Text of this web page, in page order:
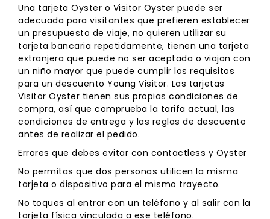
Una tarjeta Oyster o Visitor Oyster puede ser
adecuada para visitantes que prefieren establecer
un presupuesto de viaje, no quieren utilizar su
tarjeta bancaria repetidamente, tienen una tarjeta
extranjera que puede no ser aceptada o viajan con
un niño mayor que puede cumplir los requisitos
para un descuento Young Visitor. Las tarjetas
Visitor Oyster tienen sus propias condiciones de
compra, así que comprueba la tarifa actual, las
condiciones de entrega y las reglas de descuento
antes de realizar el pedido.
Errores que debes evitar con contactless y Oyster
No permitas que dos personas utilicen la misma
tarjeta o dispositivo para el mismo trayecto.
No toques al entrar con un teléfono y al salir con la
tarjeta física vinculada a ese teléfono.